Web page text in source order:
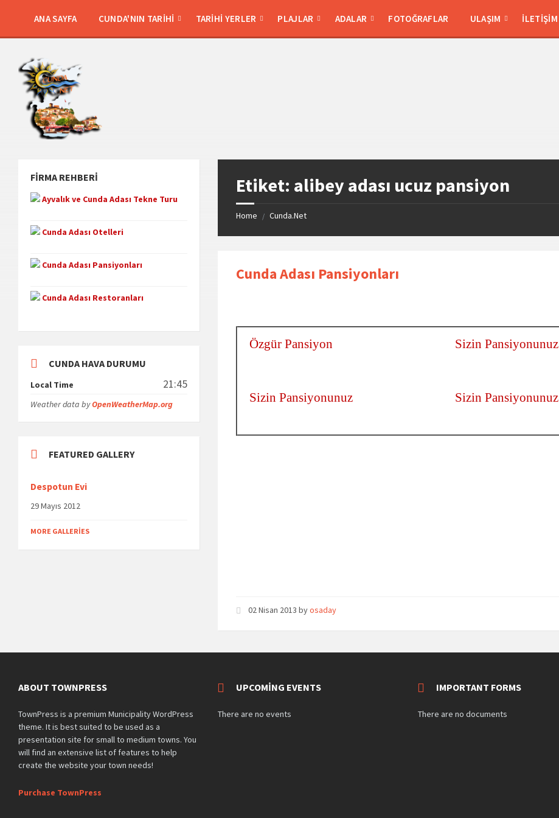
sidebar
sidebar
ANA SAYFA CUNDA'NIN TARIHI TARIHI YERLER PLAJLAR ADALAR FOTOĞRAFLAR ULAŞIM İLETIŞIM
Etiket: alibey adası ucuz pansiyon
Home / Cunda.Net
Cunda Adası Pansiyonları
Özgür Pansiyon Sizin Pansiyonunuz
Sizin Pansiyonunuz Sizin Pansiyonunuz
02 Nisan 2013byosaday
FIRMA REHBERI
Ayvalık ve Cunda Adası Tekne Turu
Cunda Adası Otelleri
Cunda Adası Pansiyonları
Cunda Adası Restoranları
CUNDA HAVA DURUMU
Local Time 21:45
Weather data byOpenWeatherMap.org
FEATURED GALLERY
Despotun Evi
29 Mayıs 2012
MORE GALLERIES
ABOUT TOWNPRESS
TownPress is a premium Municipality WordPress
theme. It is best suited to be used as a
presentation site for small to medium towns. You
will find an extensive list of features to help
create the website your town needs!
Purchase TownPress
UPCOMING EVENTS
There are no events
IMPORTANT FORMS
There are no documents